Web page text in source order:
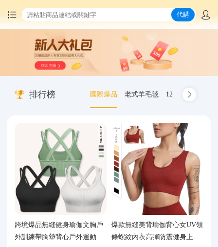
中國商品代購
集運服務
最新公告
物流資訊
代購問答
代購
排行榜 國際爆品 老式羊毛毯 12.00-20 truck
跨境爆品無縫健身瑜伽文胸戶
外訓練帶胸墊背心戶外運動瑜
爆款無縫美背瑜伽背心女UV領
條螺紋內衣高彈防震健身上裝